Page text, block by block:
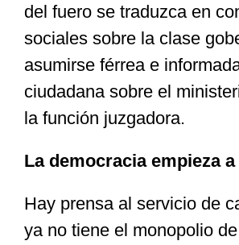
del fuero se traduzca en
sociales sobre la clase
asumirse férrea e
ciudadana sobre el
la función juzgadora.
La democracia empieza
Hay prensa al servicio de
ya no tiene el monopolio